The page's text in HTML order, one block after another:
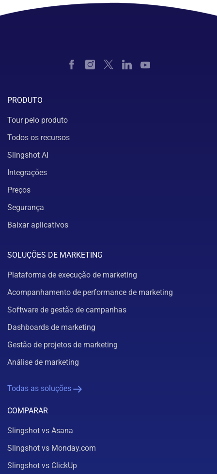
PRODUTO
Tour pelo produto
Todos os recursos
Slingshot AI
Integrações
Preços
Segurança
Baixar aplicativos
SOLUÇÕES DE MARKETING
Plataforma de execução de marketing
Acompanhamento de performance de marketing
Software de gestão de campanhas
Dashboards de marketing
Gestão de projetos de marketing
Análise de marketing
Todas as soluções
COMPARAR
Slingshot vs Asana
Slingshot vs Monday.com
Slingshot vs ClickUp